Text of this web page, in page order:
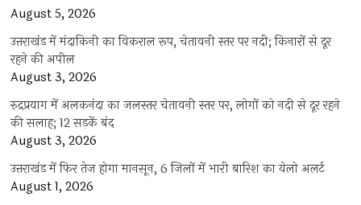
August 5, 2026
उत्तराखंड में मंदाकिनी का विकराल रूप, चेतावनी स्तर पर नदी; किनारों से दूर
रहने की अपील
August 3, 2026
रुद्रप्रयाग में अलकनंदा का जलस्तर चेतावनी स्तर पर, लोगों को नदी से दूर रहने
की सलाह; 12 सड़कें बंद
August 3, 2026
उत्तराखंड में फिर तेज होगा मानसून, 6 जिलों में भारी बारिश का येलो अलर्ट
August 1, 2026